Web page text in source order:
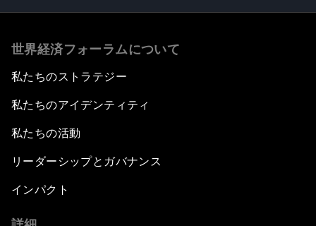
世界経済フォーラムについて
私たちのストラテジー
私たちのアイデンティティ
私たちの活動
リーダーシップとガバナンス
インパクト